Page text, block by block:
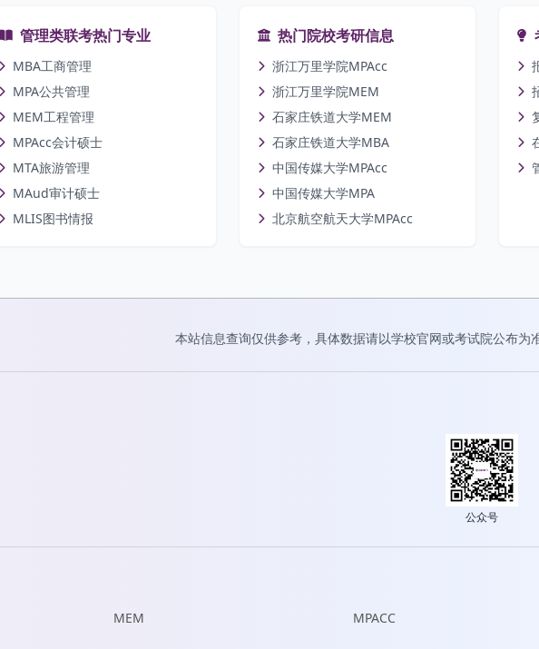
管理类联考热门专业
MBA工商管理
MPA公共管理
MEM工程管理
MPAcc会计硕士
MTA旅游管理
MAud审计硕士
MLIS图书情报
热门院校考研信息
浙江万里学院MPAcc
浙江万里学院MEM
石家庄铁道大学MEM
石家庄铁道大学MBA
中国传媒大学MPAcc
中国传媒大学MPA
北京航空航天大学MPAcc
本站信息查询仅供参考，具体数据请以学校官网或考试院公布为
公众号
MEM MPACC